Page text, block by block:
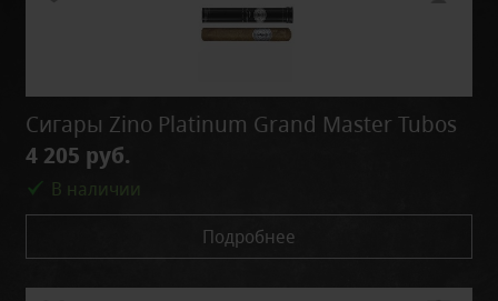
Сигары Zino Platinum Grand Master Tubos
4 205 руб.
В наличии
Подробнее